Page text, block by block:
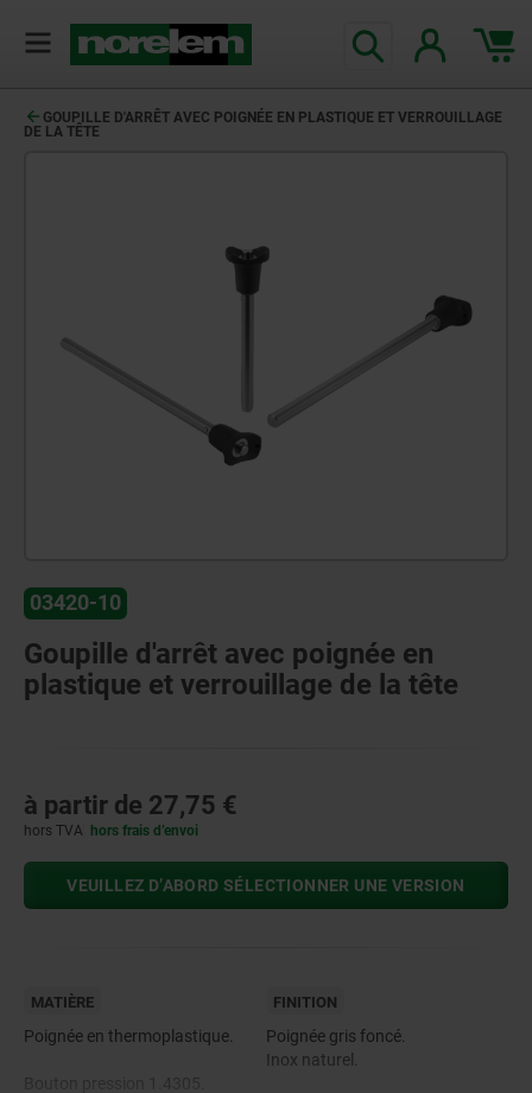
GOUPILLE D'ARRÊT AVEC POIGNÉE EN PLASTIQUE ET VERROUILLAGE
DE LA TÊTE
03420-10
Goupille d'arrêt avec poignée en
plastique et verrouillage de la tête
à partir de 27,75 €
hors TVA hors frais d’envoi
VEUILLEZ D’ABORD SÉLECTIONNER UNE VERSION
MATIÈRE
Poignée en thermoplastique.
FINITION
Poignée gris foncé.
Inox naturel.